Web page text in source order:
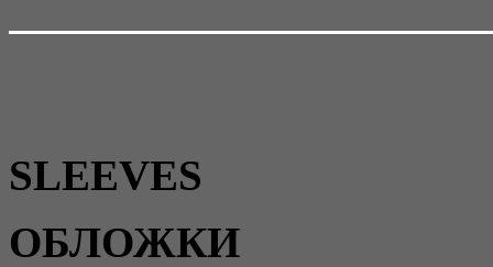
SLEEVES
ОБЛОЖКИ